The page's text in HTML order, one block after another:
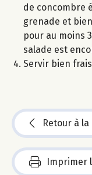
de concombre
grenade et
pour au moins
salade est
Servir bien
Retour à la
Imprimer